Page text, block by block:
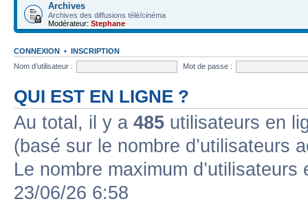
Archives
Archives des diffusions télé/cinéma
Modérateur: Stephane
CONNEXION • INSCRIPTION
Nom d’utilisateur :
Mot de passe :
QUI EST EN LIGNE ?
Au total, il y a 485 utilisateurs en
(basé sur le nombre d’utilisateurs
Le nombre maximum
23/06/26 6:58